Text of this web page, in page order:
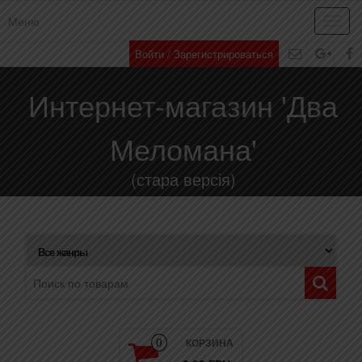
Меню
Войти / Зарегистрироваться
Интернет-магазин 'Два
Меломана'
(стара версія)
0 КОРЗИНА